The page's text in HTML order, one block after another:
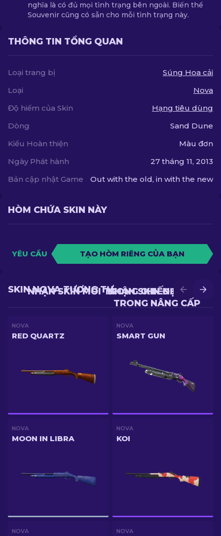
nghĩa là có đủ mọi tình trạng bên ngoài. Biến thể
Souvenir cũng có sẵn cho mỗi tình trạng này.
THÔNG TIN TỔNG QUAN
Loại trang bị
Súng Hoa cải
Loại
Nova
Độ hiếm của Skin
Hạng tiêu dùng
Dòng
Sand Dune
Kiểu Hoàn thiện
Màu đơn
Ngày Phát hành
27 tháng 11, 2013
Bản cập nhật Game
Out with the old, in with the new
HÒM CHỨA SKIN NÀY
YÊU CẦU TẠO HÒM RIÊNG CỦA BẠN
NHẬN SKIN ĐẸP HƠN
TRONG NÂNG CẤP
NHẬN SKIN MỚI TRONG CHIẾN ĐẤU
SKIN NOVA TƯƠNG TỰ
NOVA
RED QUARTZ
NOVA
SMART GUN
NOVA
MOON IN LIBRA
NOVA
KOI
NOVA NOVA